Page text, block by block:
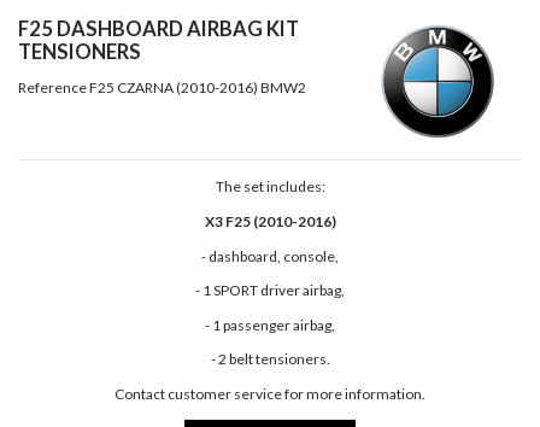
F25 DASHBOARD AIRBAG KIT
TENSIONERS
ReferenceF25 CZARNA (2010-2016) BMW2
The set includes:
X3 F25 (2010-2016)
- dashboard, console,
- 1 SPORT driver airbag,
- 1 passenger airbag,
- 2 belt tensioners.
Contact customer service for more information.